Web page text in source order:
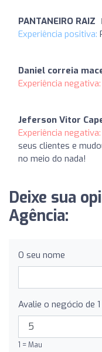
PANTANEIRO RAIZ
Experiência positiva:
Daniel correia
Experiência negativa:
Jeferson Vitor
Experiência negativa:
seus clientes e
no meio do nada!
Deixe sua
Agência:
O seu nome
Avalie o negócio de
1 = Mau